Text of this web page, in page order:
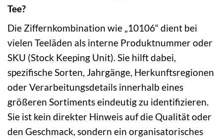
Tee?
Die Ziffernkombination wie „10106“ dient bei
vielen Teeläden als interne Produktnummer oder
SKU (Stock Keeping Unit). Sie hilft dabei,
spezifische Sorten, Jahrgänge, Herkunftsregionen
oder Verarbeitungsdetails innerhalb eines
größeren Sortiments eindeutig zu identifizieren.
Sie ist kein direkter Hinweis auf die Qualität oder
den Geschmack, sondern ein organisatorisches